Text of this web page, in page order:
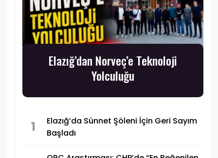
Elazığ’dan Norveç’e Teknoloji
Yolculuğu
1
Elazığ’da Sünnet Şöleni İçin Geri Sayım
Başladı